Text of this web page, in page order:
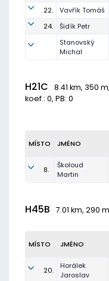
22.
Vavřík Tomáš
24.
Šidík Petr
Stanovský
Michal
H21C 8.41 km, 350
koef.: 0, PB: 0
MÍSTO JMÉNO
8.
Školoud
Martin
H45B 7.01 km, 290
MÍSTO JMÉNO
20.
Horálek
Jaroslav